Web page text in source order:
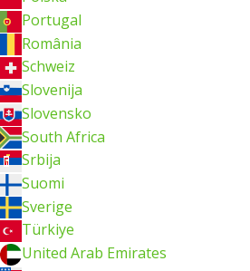
Portugal
România
Schweiz
Slovenija
Slovensko
South Africa
Srbija
Suomi
Sverige
Türkiye
United Arab Emirates